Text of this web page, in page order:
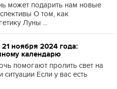
может подарить нам новые
О том, как
Луны ...
ноября 2024 года:
календарю
помогают пролить свет на
Если у вас есть